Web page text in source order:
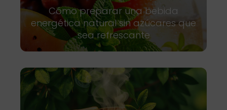
Cómo preparar una bebida
energética natural sin azúcares que
sea refrescante